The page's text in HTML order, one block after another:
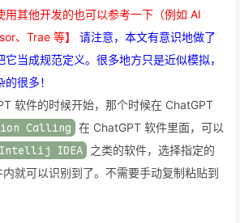
用其他开发的也可以参考一下（例如 AI
、Trae 等】
请注意，本文有意识地做了
当成规范定义。很多地方只是近似模拟，
很多！
软件的时候开始，那个时候在 ChatGPT
Calling 在 ChatGPT 软件里面，可以
Intellij IDEA 之类的软件，选择指定的
就可以识别到了。不需要手动复制粘贴到